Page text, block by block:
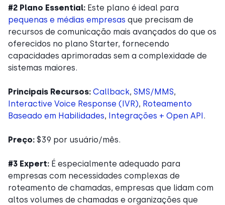
#2 Plano Essential: Este plano é ideal para
pequenas e médias empresas que precisam de
recursos de comunicação mais avançados do que os
oferecidos no plano Starter, fornecendo
capacidades aprimoradas sem a complexidade de
sistemas maiores.
Principais Recursos: Callback, SMS/MMS,
Interactive Voice Response (IVR), Roteamento
Baseado em Habilidades, Integrações + Open API.
Preço: $39 por usuário/mês.
#3 Expert: É especialmente adequado para
empresas com necessidades complexas de
roteamento de chamadas, empresas que lidam com
altos volumes de chamadas e organizações que